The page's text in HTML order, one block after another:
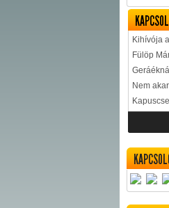
Kihívója
Fülöp
Nem